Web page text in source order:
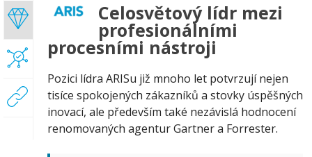
ARIS
ZOTY
DataLink
Celosvětový lídr mezi
profesionálními
procesními nástroji
Pozici lídra ARISu již mnoho let potvrzují nejen
tisíce spokojených zákazníků a stovky úspěšných
inovací, ale především také nezávislá hodnocení
renomovaných agentur Gartner a Forrester.